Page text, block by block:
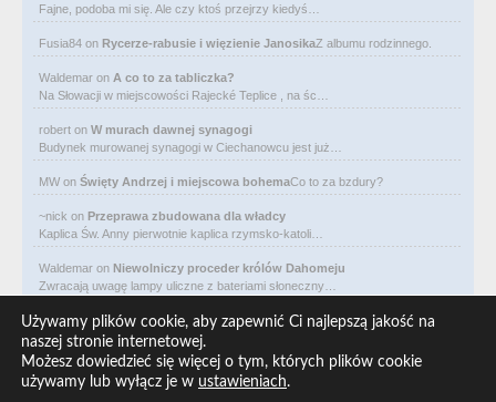
Fajne, podoba mi się. Ale czy ktoś przejrzy kiedyś…
Fusia84 on Rycerze-rabusie i więzienie JanosikaZ albumu rodzinnego.
Waldemar on A co to za tabliczka?
Na Słowacji w miejscowości Rajecké Teplice , na śc…
robert on W murach dawnej synagogi
Budynek murowanej synagogi w Ciechanowcu jest już…
MW on Święty Andrzej i miejscowa bohemaCo to za bzdury?
~nick on Przeprawa zbudowana dla władcy
Kaplica Św. Anny pierwotnie kaplica rzymsko-katoli…
Waldemar on Niewolniczy proceder królów Dahomeju
Zwracają uwagę lampy uliczne z bateriami słoneczny…
Waldemar on Adam Asnyk. Poeta z mojego miasta
CIEKAWOSTKA że pod banderą Malty pływa statek m/v…
Waldemar on
Historia na Wawelskim Wzgórzu
Michał Bogoria Skotnicki (1775–1808). Portret Mich…
Używamy plików cookie, aby zapewnić Ci najlepszą jakość na
naszej stronie internetowej.
Możesz dowiedzieć się więcej o tym, których plików cookie
używamy lub wyłącz je w ustawieniach.